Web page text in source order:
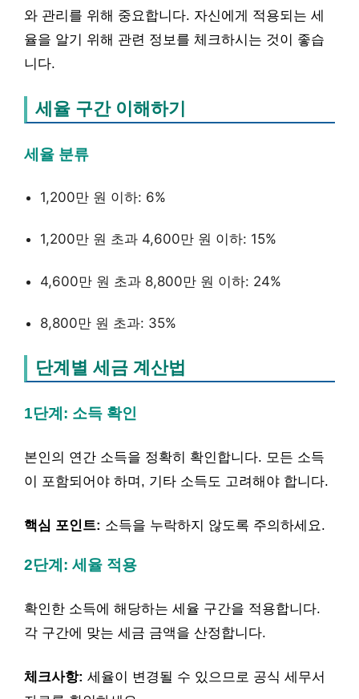
와 관리를 위해 중요합니다. 자신에게 적용되는 세
율을 알기 위해 관련 정보를 체크하시는 것이 좋습
니다.
세율 구간 이해하기
세율 분류
1,200만 원 이하: 6%
1,200만 원 초과 4,600만 원 이하: 15%
4,600만 원 초과 8,800만 원 이하: 24%
8,800만 원 초과: 35%
단계별 세금 계산법
1단계: 소득 확인
본인의 연간 소득을 정확히 확인합니다. 모든 소득
이 포함되어야 하며, 기타 소득도 고려해야 합니다.
핵심 포인트: 소득을 누락하지 않도록 주의하세요.
2단계: 세율 적용
확인한 소득에 해당하는 세율 구간을 적용합니다.
각 구간에 맞는 세금 금액을 산정합니다.
체크사항: 세율이 변경될 수 있으므로 공식 세무서